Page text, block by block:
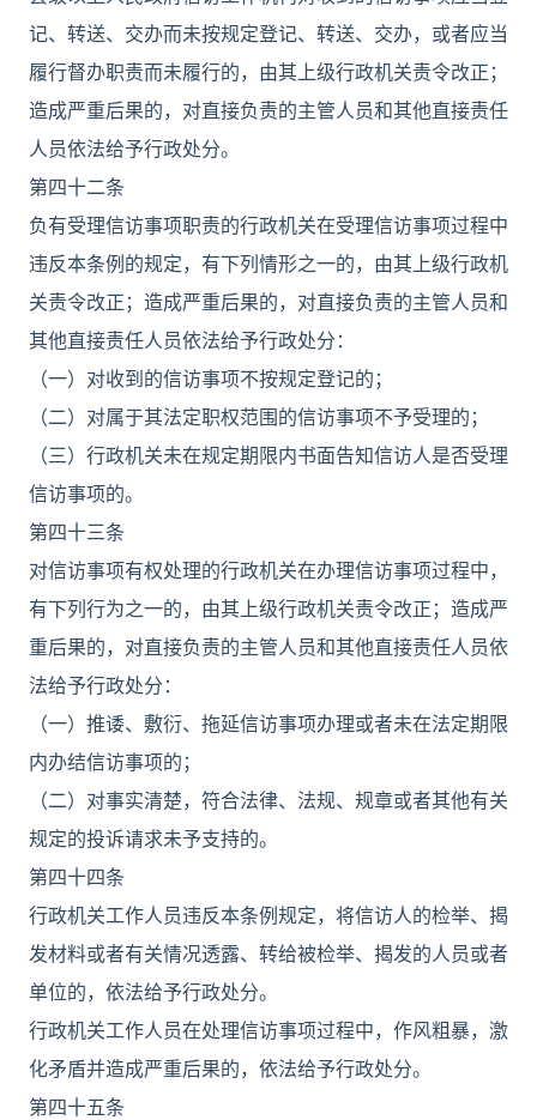
记、转送、交办而未按规定登记、转送、交办，或者应当
履行督办职责而未履行的，由其上级行政机关责令改正；
造成严重后果的，对直接负责的主管人员和其他直接责任
人员依法给予行政处分。
第四十二条
负有受理信访事项职责的行政机关在受理信访事项过程中
违反本条例的规定，有下列情形之一的，由其上级行政机
关责令改正；造成严重后果的，对直接负责的主管人员和
其他直接责任人员依法给予行政处分：
（一）对收到的信访事项不按规定登记的；
（二）对属于其法定职权范围的信访事项不予受理的；
（三）行政机关未在规定期限内书面告知信访人是否受理
信访事项的。
第四十三条
对信访事项有权处理的行政机关在办理信访事项过程中，
有下列行为之一的，由其上级行政机关责令改正；造成严
重后果的，对直接负责的主管人员和其他直接责任人员依
法给予行政处分：
（一）推诿、敷衍、拖延信访事项办理或者未在法定期限
内办结信访事项的；
（二）对事实清楚，符合法律、法规、规章或者其他有关
规定的投诉请求未予支持的。
第四十四条
行政机关工作人员违反本条例规定，将信访人的检举、揭
发材料或者有关情况透露、转给被检举、揭发的人员或者
单位的，依法给予行政处分。
行政机关工作人员在处理信访事项过程中，作风粗暴，激
化矛盾并造成严重后果的，依法给予行政处分。
第四十五条